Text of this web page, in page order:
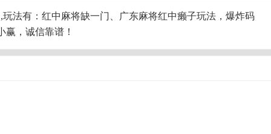
法有：红中麻将缺一门、广东麻将红中癞子玩法，爆炸码
，诚信靠谱！